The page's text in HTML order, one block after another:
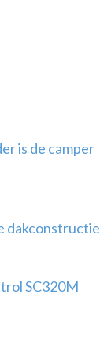
is de camper
SC320M